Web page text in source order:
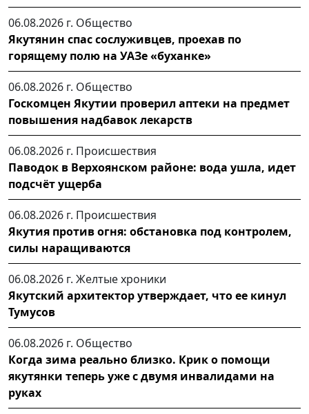
06.08.2026 г. Общество
Якутянин спас сослуживцев, проехав по
горящему полю на УАЗе «буханке»
06.08.2026 г. Общество
Госкомцен Якутии проверил аптеки на предмет
повышения надбавок лекарств
06.08.2026 г. Происшествия
Паводок в Верхоянском районе: вода ушла, идет
подсчёт ущерба
06.08.2026 г. Происшествия
Якутия против огня: обстановка под контролем,
силы наращиваются
06.08.2026 г. Желтые хроники
Якутский архитектор утверждает, что ее кинул
Тумусов
06.08.2026 г. Общество
Когда зима реально близко. Крик о помощи
якутянки теперь уже с двумя инвалидами на
руках